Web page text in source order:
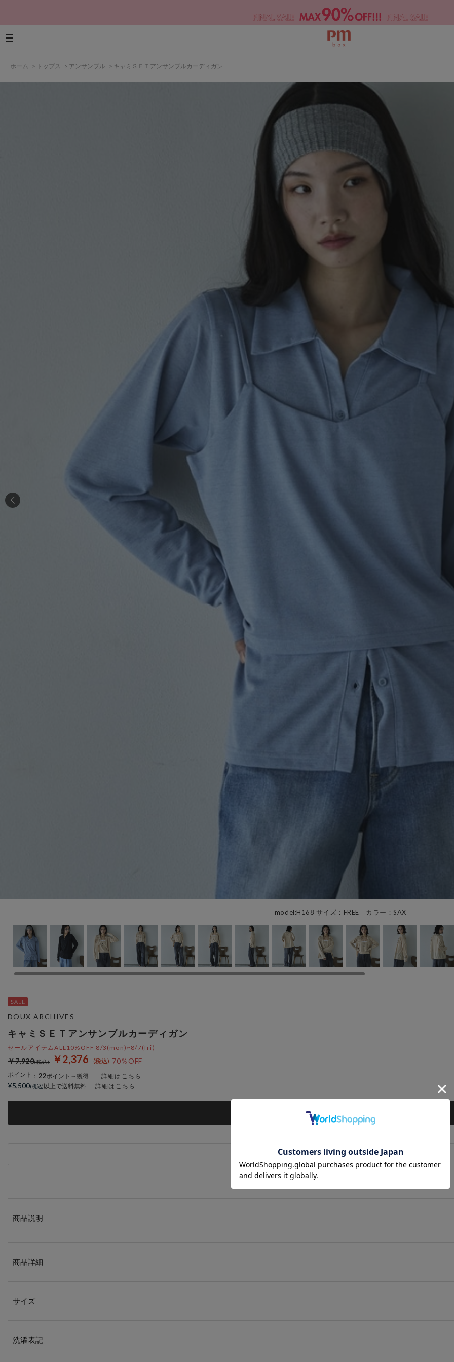
ホーム > トップス > アンサンブル > キャミＳＥＴアンサンブルカーディガン
model:H168 サイズ：FREE カラー：SAX
キャミＳＥＴアンサンブルカーディガン
セールアイテムALL10%OFF 8/3(mon)~8/7(fri)
￥2,376 70％OFF
￥7,920
ポイント ： 22ポイント～獲得 詳細はこちら
カートに入れる
店舗在庫表示
DOUX ARCHIVES
¥5,500 以上で送料無料 詳細はこちら
商品説明
商品詳細
サイズ
洗濯表記